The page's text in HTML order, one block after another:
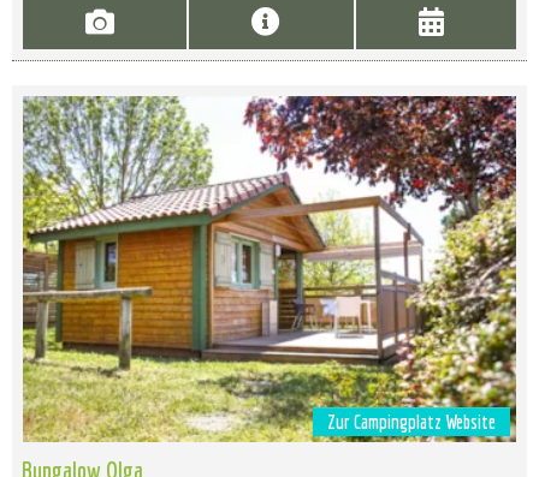
Zur Campingplatz Website
Bungalow Olga